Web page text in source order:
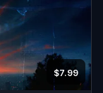
$7.99